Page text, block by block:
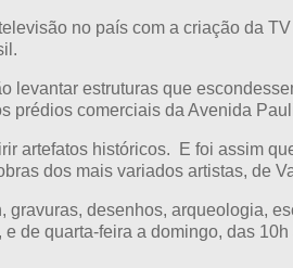
no país com a criação da
estruturas que
prédios comerciais da Avenida
artefatos históricos. E foi assim
dos mais variados artistas, de
desenhos, arqueologia,
de quarta-feira a domingo, das